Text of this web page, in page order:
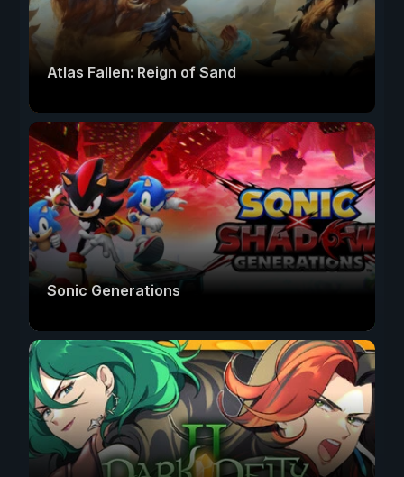
Atlas Fallen: Reign of Sand
Sonic Generations